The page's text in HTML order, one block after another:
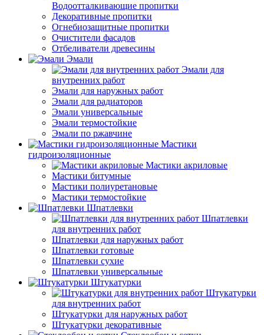
Водоотталкивающие пропитки
Декоративные пропитки
Огнебиозащитные пропитки
Очистители фасадов
Отбеливатели древесины
Эмали
Эмали для
внутренних работ
Эмали для наружных работ
Эмали для радиаторов
Эмали универсальные
Эмали термостойкие
Эмали по ржавчине
Мастики
гидроизоляционные
Мастики акриловые
Мастики битумные
Мастики полиуретановые
Мастики термостойкие
Шпатлевки
Шпатлевки
для внутренних работ
Шпатлевки для наружных работ
Шпатлевки готовые
Шпатлевки сухие
Шпатлевки универсальные
Штукатурки
Штукатурки
для внутренних работ
Штукатурки для наружных работ
Штукатурки декоративные